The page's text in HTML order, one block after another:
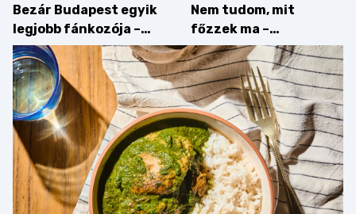
Bezár Budapest egyik
legjobb fánkozója –
búcsúzik a Pampushka
Nem tudom, mit
főzzek ma –
Főszerepben a
camembert